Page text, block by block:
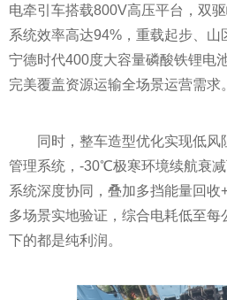
电牵引车搭载800V高压平台，双
系统效率高达94%，重载起步、山
宁德时代400度大容量磷酸铁锂电
完美覆盖资源运输全场景运营需求。
同时，整车造型优化实现低
管理系统，-30℃极寒环境续航衰
系统深度协同，叠加多挡能量回
多场景实地验证，综合电耗低至
下的都是纯利润。